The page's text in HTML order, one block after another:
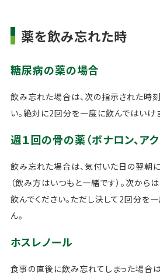
薬を飲み忘れた時
糖尿病の薬の場合
飲み忘れた場合は、次の指示された時
い。絶対に2回分を一度に飲んではいけ
週１回の骨の薬（ボナロン、ア
飲み忘れた場合は、気付いた日の翌朝
（飲み方はいつもと一緒です）。次から
飲んでください。ただし決して2回分を
ん。
ホスレノール
食事の直後に飲み忘れてしまった場合